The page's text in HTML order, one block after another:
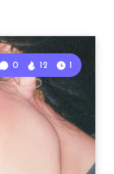
0 12 1